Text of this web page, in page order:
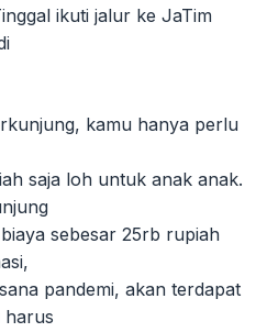
ikuti jalur ke JaTim
kamu hanya perlu
saja loh untuk anak anak.
sebesar 25rb rupiah
pandemi, akan terdapat
harus